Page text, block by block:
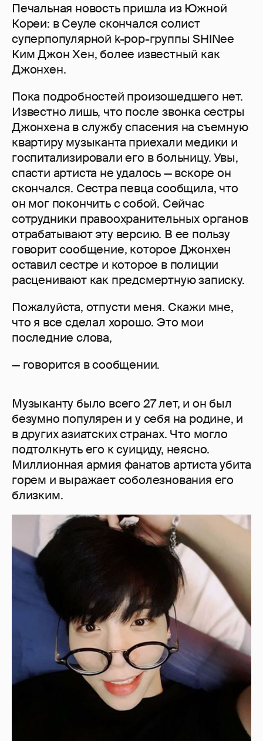
Печальная новость пришла из Южной
Кореи: в Сеуле скончался солист
суперпопулярной k-pop-группы SHINee
Ким Джон Хен, более известный как
Джонхен.
Пока подробностей произошедшего нет.
Известно лишь, что после звонка сестры
Джонхена в службу спасения на съемную
квартиру музыканта приехали медики и
госпитализировали его в больницу. Увы,
спасти артиста не удалось — вскоре он
скончался. Сестра певца сообщила, что
он мог покончить с собой. Сейчас
сотрудники правоохранительных органов
отрабатывают эту версию. В ее пользу
говорит сообщение, которое Джонхен
оставил сестре и которое в полиции
расценивают как предсмертную записку.
Пожалуйста, отпусти меня. Скажи мне,
что я все сделал хорошо. Это мои
последние слова,
— говорится в сообщении.
Музыканту было всего 27 лет, и он был
безумно популярен и у себя на родине, и
в других азиатских странах. Что могло
подтолкнуть его к суициду, неясно.
Миллионная армия фанатов артиста убита
горем и выражает соболезнования его
близким.